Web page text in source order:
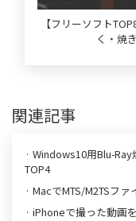
【フリーソフト
く・焼
関連記事
· Windows10用Blu-
TOP4
· MacでMTS/M2TSフ
· iPhoneで撮った動画